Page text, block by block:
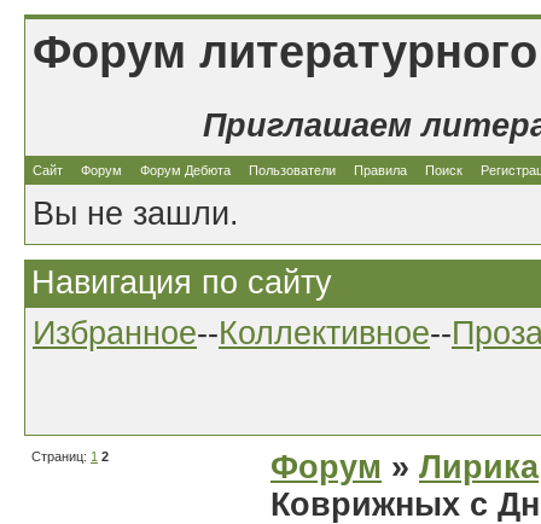
Форум
Приглашаем
Сайт Форум Форум Дебюта Пользователи Правила Поиск
Вы не зашли.
Навигация по сайту
Избранное--Коллективное--
Страниц: 1 2 Форум » Лирика
Коврижных с